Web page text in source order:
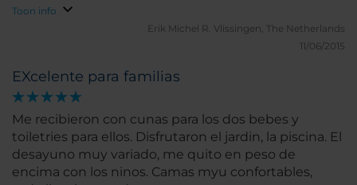
Kortom, een aanrader.
Toon info
Erik Michel R. Vlissingen, The Netherlands
11/06/2015
EXcelente para familias
Me recibieron con cunas para los dos bebes y
toiletries para ellos. Disfrutaron el jardin, la piscina. El
desayuno muy variado, me quito en peso de
encima con los ninos. Camas myu confortables,